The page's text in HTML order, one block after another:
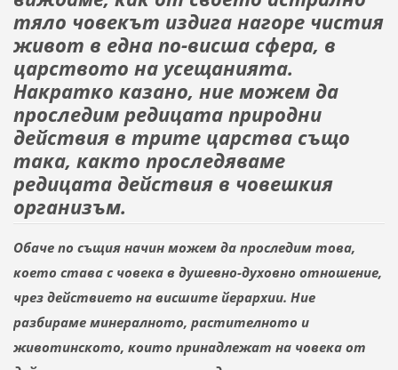
тяло човекът издига нагоре чистия
живот в една по-висша сфера, в
царството на усещанията.
Накратко казано, ние можем да
проследим редицата природни
действия в трите царства също
така, както проследяваме
редицата действия в човешкия
организъм.
Обаче по същия начин можем да проследим това,
което става с човека в душевно-духовно отношение,
чрез действието на висшите йерархии. Ние
разбираме минералното, растителното и
животинското, които принадлежат на човека от